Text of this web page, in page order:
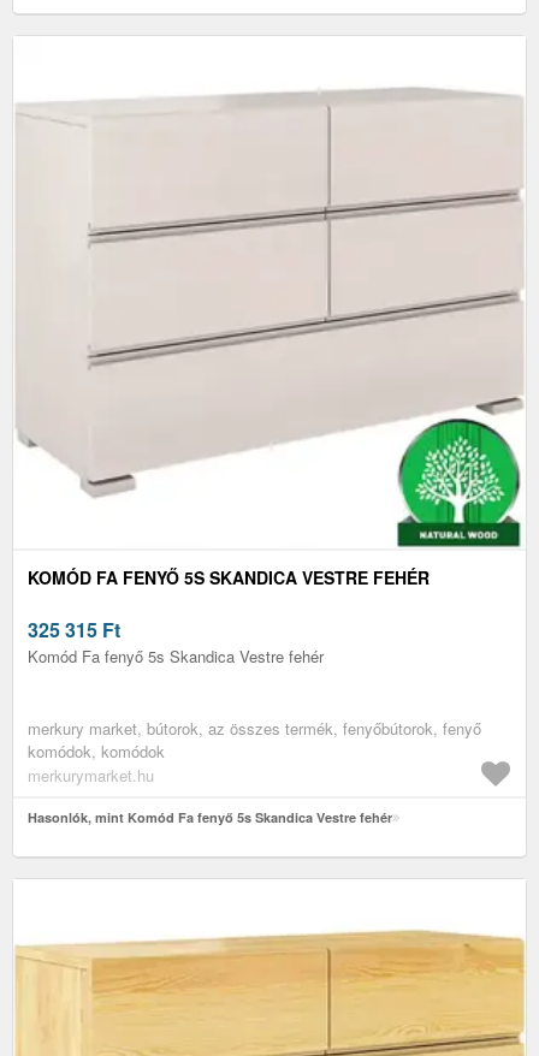
KOMÓD FA FENYŐ 5S SKANDICA VESTRE FEHÉR
325 315 Ft
Komód Fa fenyő 5s Skandica Vestre fehér
merkury market, bútorok, az összes termék, fenyőbútorok, fenyő
komódok, komódok
merkurymarket.hu
Hasonlók, mint Komód Fa fenyő 5s Skandica Vestre fehér